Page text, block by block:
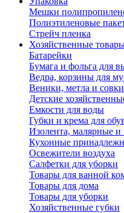
Мешки
Полиэтиленовые
Стрейч пленка
Хозяйственные
Батарейки
Бумага и фольга для
Ведра, корзины для
Веники, метла и совки
Детские
Емкости для воды
Губки и крема для
Изолента, малярные и
Кухонные
Освежители воздуха
Салфетки для уборки
Товары для ванной
Товары для дома
Товары для уборки
Хозяйственные губки